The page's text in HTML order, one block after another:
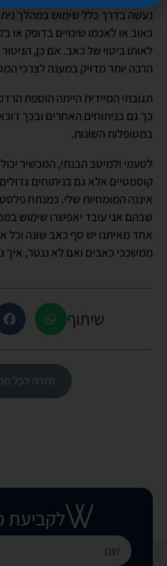
נעשה בדרך כלל שימוש במהלך
כאוב או לאכמו שינויים בדופק או
הרבה יותר מדויק במענה לצרכי
תגובתי המיידית הייתה הוספת
כך גם בניתוחים האחרים ובכך
במטופלות השונות.
לטעמי ולמיטב הבנתי, המכשיר
קוסמטיים אלא גם בניתוחים
איננה המומחיות שלי. כמנתח
שבהם אני עובד יאפשרו שימוש
אחד מאיתנו יש סף כאב שונה וכל
ממשככי כאבים ואם לא ננטר, איך
שיתוף
חזרה לכל
לקביעת